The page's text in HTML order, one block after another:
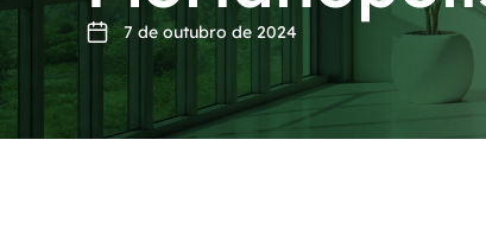
7 de outubro de 2024